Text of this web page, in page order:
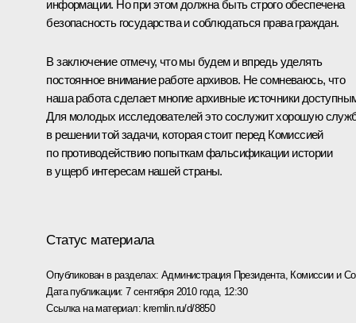
информации. Но при этом должна быть строго обеспечена
безопасность государства и соблюдаться права граждан.
В заключение отмечу, что мы будем и впредь уделять
постоянное внимание работе архивов. Не сомневаюсь, что
наша работа сделает многие архивные источники
Для молодых исследователей это сослужит хорошую
в решении той задачи, которая стоит перед Комиссией
по противодействию попыткам фальсификации истории
в ущерб интересам нашей страны.
Статус материала
Опубликован в разделах: Администрация Президента, Комиссии и
Дата публикации:7 сентября 2010 года, 12:30
Ссылка на материал: kremlin.ru/d/8850